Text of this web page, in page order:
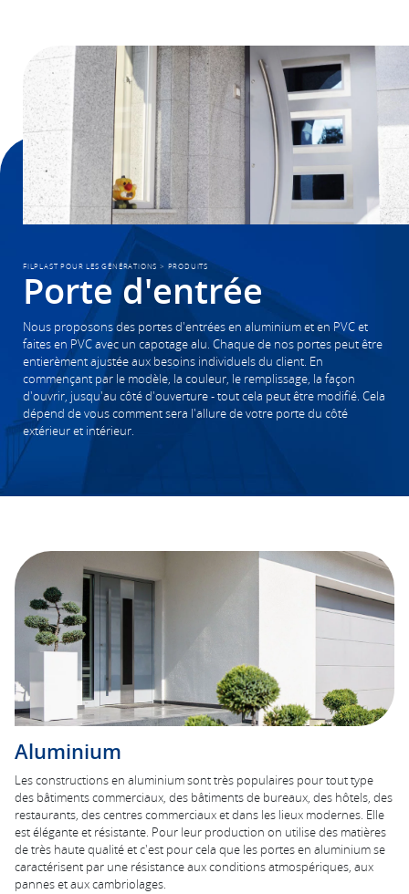
FILPLAST POUR LES GÉNÉRATIONS > PRODUITS
Porte d'entrée
Nous proposons des portes d'entrées en aluminium et en PVC et
faites en PVC avec un capotage alu. Chaque de nos portes peut être
entierèment ajustée aux besoins individuels du client. En
commençant par le modèle, la couleur, le remplissage, la façon
d'ouvrir, jusqu'au côté d'ouverture - tout cela peut être modifié. Cela
dépend de vous comment sera l'allure de votre porte du côté
extérieur et intérieur.
Aluminium
Les constructions en aluminium sont très populaires pour tout type
des bâtiments commerciaux, des bâtiments de bureaux, des hôtels, des
restaurants, des centres commerciaux et dans les lieux modernes. Elle
est élégante et résistante. Pour leur production on utilise des matières
de très haute qualité et c'est pour cela que les portes en aluminium se
caractérisent par une résistance aux conditions atmospériques, aux
pannes et aux cambriolages.